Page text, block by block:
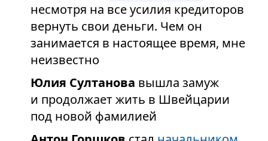
несмотря на все усилия кредиторов
вернуть свои деньги. Чем он
занимается в настоящее время, мне
неизвестно
Юлия Султанова вышла замуж
и продолжает жить в Швейцарии
под новой фамилией